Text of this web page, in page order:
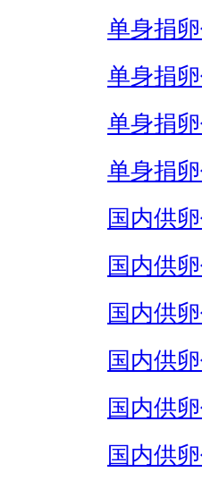
单身捐
单身捐
单身捐
单身捐
国内供
国内供
国内供
国内供
国内供
国内供